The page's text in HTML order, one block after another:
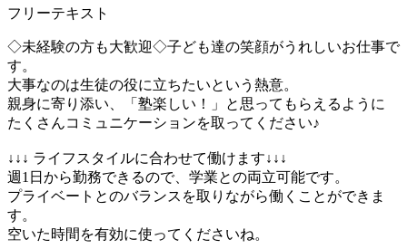
フリーテキスト
◇未経験の方も大歓迎◇子ども達の笑顔がうれしいお仕事で
す。
大事なのは生徒の役に立ちたいという熱意。
親身に寄り添い、「塾楽しい！」と思ってもらえるように
たくさんコミュニケーションを取ってください♪
↓↓↓ ライフスタイルに合わせて働けます↓↓↓
週1日から勤務できるので、学業との両立可能です。
プライベートとのバランスを取りながら働くことができま
す。
空いた時間を有効に使ってくださいね。